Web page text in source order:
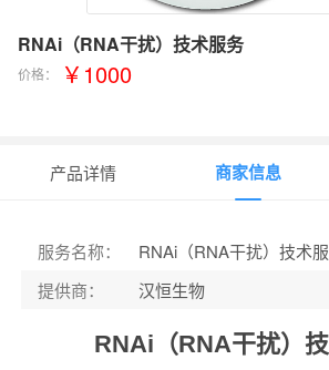
RNAi（RNA干扰）技术服务
价格： ￥1000
产品详情 商家信息
服务名称：
RNAi（RNA干扰）技术
提供商： 汉恒生物
RNAi（RNA干扰）